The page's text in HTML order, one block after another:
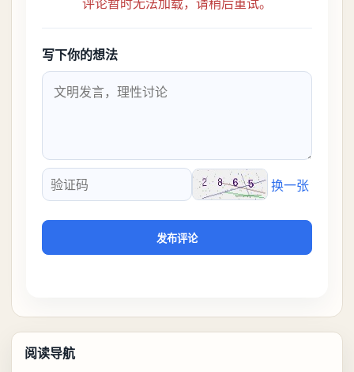
评论暂时无法加载，请稍后重试。
写下你的想法
验证码
换一张
发布评论
阅读导航